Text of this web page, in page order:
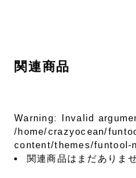
関連商品
Warning: Invalid
/home/crazyocean/
content/themes/funtool-
関連商品はまだありませ